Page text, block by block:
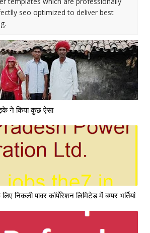
seo optimized to deliver best
ने किया कुछ ऐसा
लिए निकली पावर कॉर्पोरेशन लिमिटेड में बम्पर भर्तियां